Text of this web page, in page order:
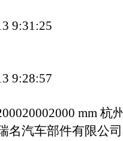
9:31:25
9:28:57
mm 杭
名汽车部件有限公